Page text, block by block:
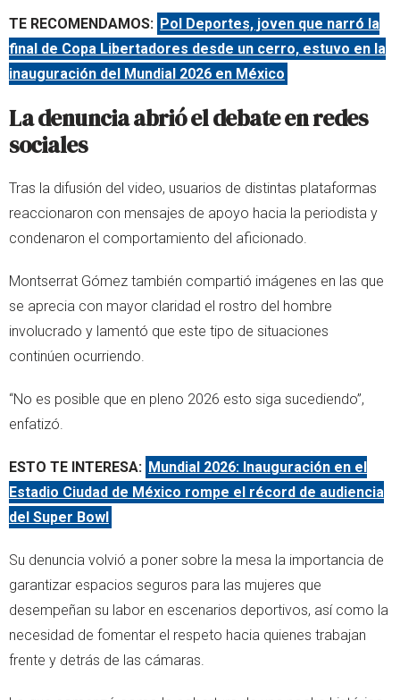
TE RECOMENDAMOS: Pol Deportes, joven que narró la
final de Copa Libertadores desde un cerro, estuvo en la
inauguración del Mundial 2026 en México
La denuncia abrió el debate en redes
sociales
Tras la difusión del video, usuarios de distintas plataformas
reaccionaron con mensajes de apoyo hacia la periodista y
condenaron el comportamiento del aficionado.
Montserrat Gómez también compartió imágenes en las que
se aprecia con mayor claridad el rostro del hombre
involucrado y lamentó que este tipo de situaciones
continúen ocurriendo.
“No es posible que en pleno 2026 esto siga sucediendo”,
enfatizó.
ESTO TE INTERESA: Mundial 2026: Inauguración en el
Estadio Ciudad de México rompe el récord de audiencia
del Super Bowl
Su denuncia volvió a poner sobre la mesa la importancia de
garantizar espacios seguros para las mujeres que
desempeñan su labor en escenarios deportivos, así como la
necesidad de fomentar el respeto hacia quienes trabajan
frente y detrás de las cámaras.